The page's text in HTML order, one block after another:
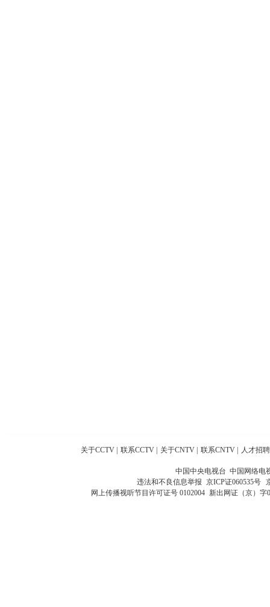
关于CCTV 联系CCTV 关于CNTV 联系CNTV 人才招聘
中国中央电视台 中国网络电
违法和不良信息举报 京ICP证060535号
网上传播视听节目许可证号 0102004 新出网证（京）